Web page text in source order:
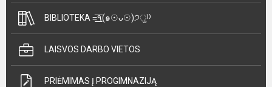
BIBLIOTEKA =͟͟͞͞٩(๑☉ᴗ☉)੭ु⁾⁾
LAISVOS DARBO VIETOS
PRIĖMIMAS Į PROGIMNAZIJĄ